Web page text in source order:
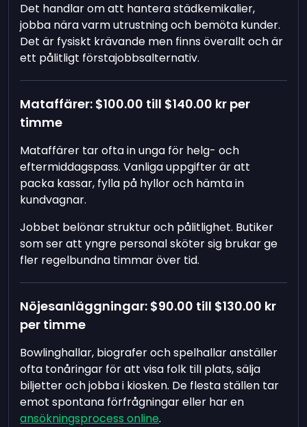
Det handlar om att hantera städkemikalier,
jobba nära varm utrustning och bemöta kunder.
Det är fysiskt krävande men finns överallt och är
ett pålitligt förstajobbsalternativ.
Mataffärer: $100.00 till $140.00 kr per
timme
Mataffärer tar ofta in unga för helg- och
eftermiddagspass. Vanliga uppgifter är att
packa kassar, fylla på hyllor och hämta in
kundvagnar.
Jobbet belönar struktur och pålitlighet. Butiker
som ser att yngre personal sköter sig brukar ge
fler regelbundna timmar över tid.
Nöjesanläggningar: $90.00 till $130.00 kr
per timme
Bowlinghallar, biografer och spelhallar anställer
ofta tonåringar för att visa folk till plats, sälja
biljetter och jobba i kiosken. De flesta ställen tar
emot spontana förfrågningar eller har en
ansökningsprocess online.